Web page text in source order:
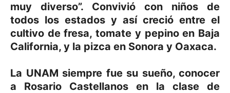
muy diverso”. Convivió con niños de
todos los estados y así creció entre el
cultivo de fresa, tomate y pepino en Baja
California, y la pizca en Sonora y Oaxaca.
La UNAM siempre fue su sueño, conocer
a Rosario Castellanos en la clase de